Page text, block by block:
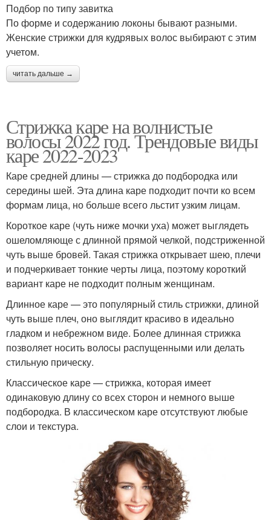
Подбор по типу завитка
По форме и содержанию локоны бывают разными.
Женские стрижки для кудрявых волос выбирают с этим
учетом.
читать дальше →
Стрижка каре на волнистые
волосы 2022 год. Трендовые виды
каре 2022-2023
Каре средней длины — стрижка до подбородка или
середины шей. Эта длина каре подходит почти ко всем
формам лица, но больше всего льстит узким лицам.
Короткое каре (чуть ниже мочки уха) может выглядеть
ошеломляюще с длинной прямой челкой, подстриженной
чуть выше бровей. Такая стрижка открывает шею, плечи
и подчеркивает тонкие черты лица, поэтому короткий
вариант каре не подходит полным женщинам.
Длинное каре — это популярный стиль стрижки, длиной
чуть выше плеч, оно выглядит красиво в идеально
гладком и небрежном виде. Более длинная стрижка
позволяет носить волосы распущенными или делать
стильную прическу.
Классическое каре — стрижка, которая имеет
одинаковую длину со всех сторон и немного выше
подбородка. В классическом каре отсутствуют любые
слои и текстура.